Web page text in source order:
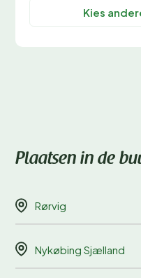
Kies
Plaatsen in de
Rørvig
Nykøbing Sjælland